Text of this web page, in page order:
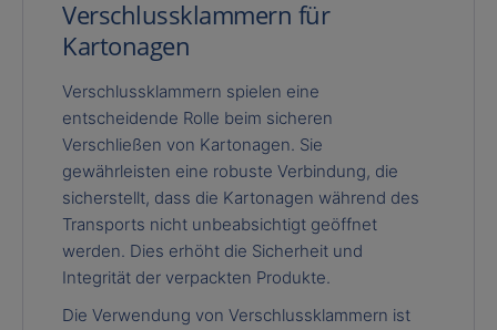
Verschlussklammern für
Kartonagen
Verschlussklammern spielen eine
entscheidende Rolle beim sicheren
Verschließen von Kartonagen. Sie
gewährleisten eine robuste Verbindung, die
sicherstellt, dass die Kartonagen während des
Transports nicht unbeabsichtigt geöffnet
werden. Dies erhöht die Sicherheit und
Integrität der verpackten Produkte.
Die Verwendung von Verschlussklammern ist